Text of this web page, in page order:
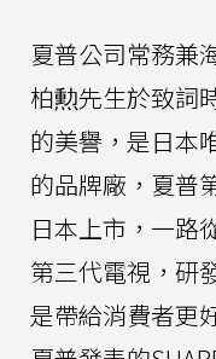
夏普公司常務兼
柏勲先生於致詞
的美譽，是日本
的品牌廠，夏普
日本上市，一路
第三代電視，研
是帶給消費者更